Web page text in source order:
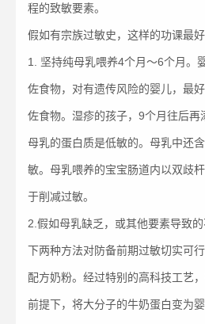
程的致敏要素。
假如有宗族过敏史，这样的功课最
1. 坚持纯母乳喂养4个月～6个月。
佐食物，对有遗传风险的婴儿，最
佐食物。湿疹的孩子，9个月往后再
母乳的蛋白质是低敏的。母乳中还
敏。母乳喂养的宝宝肠道内以双歧
于削减过敏。
2.假如母乳缺乏，或其他要素导致
下两种方法对防备前期过敏切实可
配方奶粉。经过特别的高科技工艺
前提下，将大分子的牛奶蛋白变为